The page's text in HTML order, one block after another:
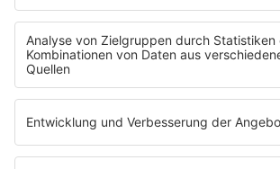
Jobbörse
Tipps und Tricks
B2B / Mediadaten
Empfang (DAB+, UKW, IP)